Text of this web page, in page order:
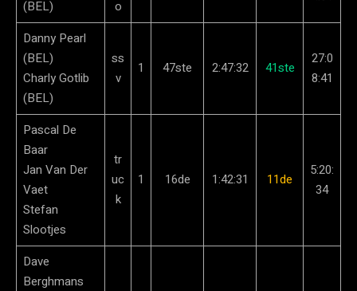
(BEL)
o
Danny Pearl
(BEL)
Charly Gotlib
(BEL)
ss
v
1 47ste 2:47:32 41ste
27:0
8:41
Pascal De
Baar
Jan Van Der
Vaet
Stefan
Slootjes
tr
uc
k
1 16de 1:42:31 11de
5:20:
34
Dave
Berghmans